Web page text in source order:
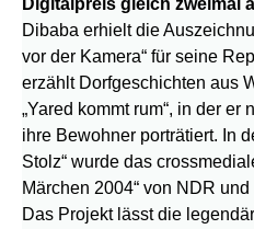
Dibaba erhielt die
vor der Kamera“ für seine
erzählt Dorfgeschichten aus
„Yared kommt rum“, in der er
ihre Bewohner porträtiert. In
Stolz“ wurde das
Märchen 2004“ von NDR
Das Projekt lässt die